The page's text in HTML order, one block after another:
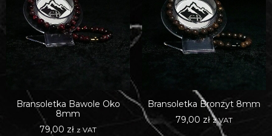
Bransoletka Bawole Oko
8mm
79,00 zł z VAT
Bransoletka Bronzyt 8mm
79,00 zł z VAT